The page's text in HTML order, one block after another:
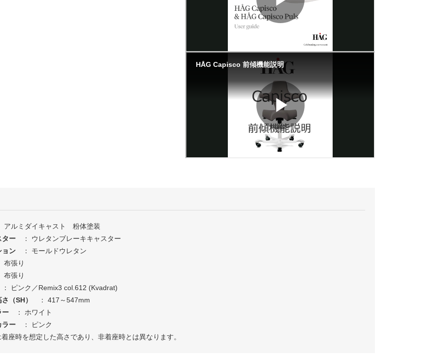
アルミダイキャスト 粉体塗装
ター
： ウレタンブレーキキャスター
ョン
： モールドウレタン
布張り
布張り
： ピンク／Remix3 col.612 (Kvadrat)
（SH）
： 417～547mm
ー
： ホワイト
ラー
： ピンク
座時を想定した高さであり、非着座時とは異なります。